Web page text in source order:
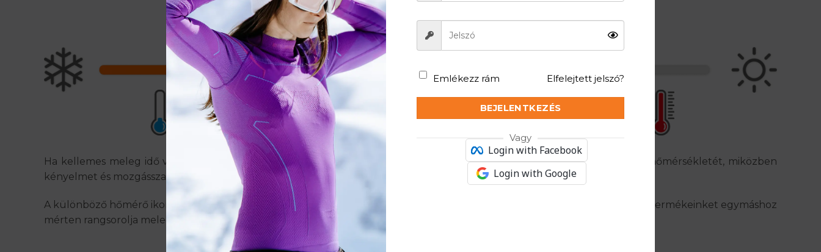
Meleg Időjáráshoz Ajánlott
Ha kellemes meleg idő van, de nem túl forró, ez a termék ideális választás. Légáteresztő anyaga segít szabályozni a test hőmérsékletét, miközben
kényelmet és mozgásszabadságot biztosít.
A különböző hőmérő ikonokra kattintva megtekintheti a többi időjáráshoz ajánlott termékeinket is. Ez a fajta kategorizálás a termékeinket egymáshoz
mérten rangsorolja melegségérzet szempontjából.
Emlékezz rám Elfelejtett jelszó?
BEJELENTKEZÉS
Vagy
Login with Facebook
Login with Google